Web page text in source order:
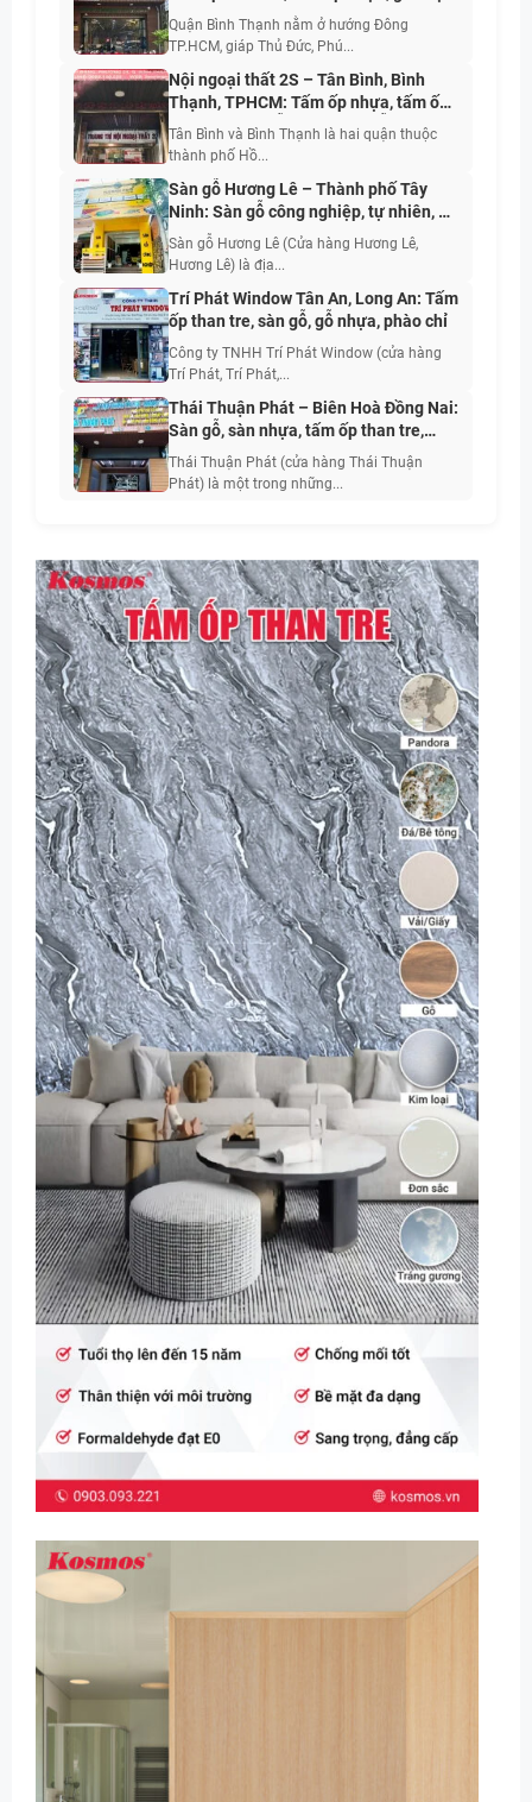
ngoài trời, cửa cao cấp
Quận Bình Thạnh nằm ở hướng Đông
TP.HCM, giáp Thủ Đức, Phú...
Nội ngoại thất 2S – Tân Bình, Bình
Thạnh, TPHCM: Tấm ốp nhựa, tấm ốp
than tre, sàn gỗ, sàn nhựa, gỗ nhựa
ngoài trời, phào chỉ, len, nẹp trang trí
Tân Bình và Bình Thạnh là hai quận thuộc
thành phố Hồ...
Sàn gỗ Hương Lê – Thành phố Tây
Ninh: Sàn gỗ công nghiệp, tự nhiên, gỗ
nhựa, sàn nhựa, tấm ốp nhựa, phụ kiện
Sàn gỗ Hương Lê (Cửa hàng Hương Lê,
Hương Lê) là địa...
Trí Phát Window Tân An, Long An: Tấm
ốp than tre, sàn gỗ, gỗ nhựa, phào chỉ
Công ty TNHH Trí Phát Window (cửa hàng
Trí Phát, Trí Phát,...
Thái Thuận Phát – Biên Hoà Đồng Nai:
Sàn gỗ, sàn nhựa, tấm ốp than tre,
PVC vân đá, phào chỉ
Thái Thuận Phát (cửa hàng Thái Thuận
Phát) là một trong những...